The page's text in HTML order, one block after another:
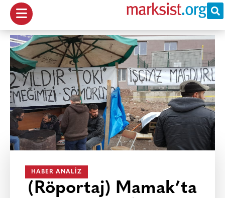
HABER ANALIZ
(Röportaj) Mamak’ta